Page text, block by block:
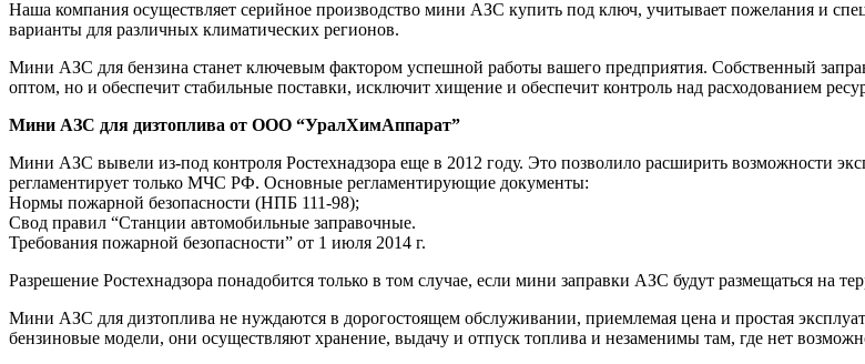
Наша компания осуществляет серийное производство мини АЗС купить под ключ, учитывает пожелания и
варианты для различных климатических регионов.
Мини АЗС для бензина станет ключевым фактором успешной работы вашего предприятия. Собственный
оптом, но и обеспечит стабильные поставки, исключит хищение и обеспечит контроль над расходованием
Мини АЗС для дизтоплива от ООО “УралХимАппарат”
Мини АЗС вывели из-под контроля Ростехнадзора еще в 2012 году. Это позволило расширить возможности
регламентирует только МЧС РФ. Основные регламентирующие документы:
Нормы пожарной безопасности (НПБ 111-98);
Свод правил “Станции автомобильные заправочные.
Требования пожарной безопасности” от 1 июля 2014 г.
Разрешение Ростехнадзора понадобится только в том случае, если мини заправки АЗС будут размещаться на
Мини АЗС для дизтоплива не нуждаются в дорогостоящем обслуживании, приемлемая цена и простая
бензиновые модели, они осуществляют хранение, выдачу и отпуск топлива и незаменимы там, где нет